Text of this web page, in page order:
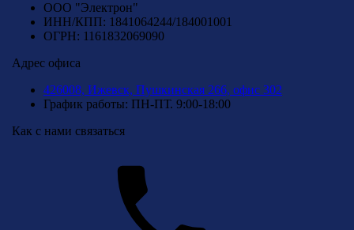
Как с нами связаться
ООО "Электрон"
ИНН/КПП: 1841064244/184001001
ОГРН: 1161832069090
Адрес офиса
426008, Ижевск, Пушкинская 266, офис 302
График работы: ПН-ПТ. 9:00-18:00